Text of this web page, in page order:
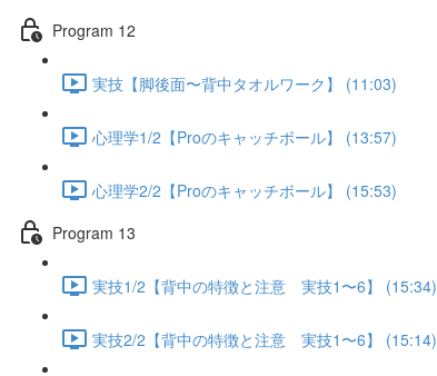
Program 12
実技【脚後面〜背中タオルワーク】 (11:03)
心理学1/2【Proのキャッチボール】 (13:57)
心理学2/2【Proのキャッチボール】 (15:53)
Program 13
実技1/2【背中の特徴と注意 実技1〜6】 (15:34)
実技2/2【背中の特徴と注意 実技1〜6】 (15:14)